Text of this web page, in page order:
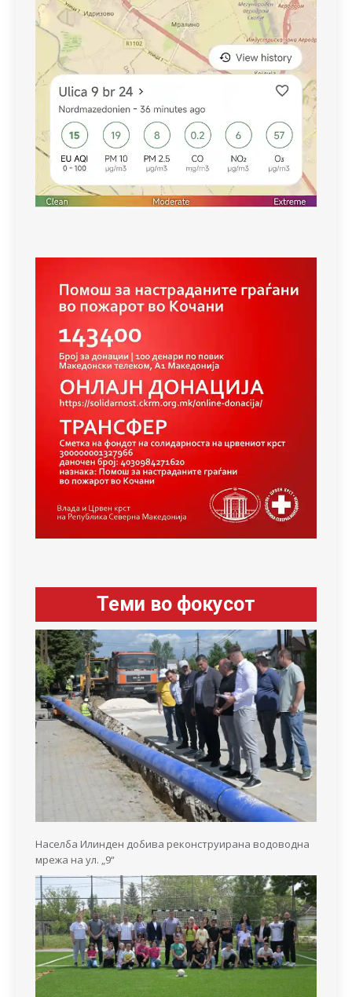
Теми во фокусот
Населба Илинден добива реконструирана водоводна
мрежа на ул. „9“